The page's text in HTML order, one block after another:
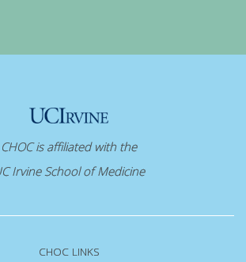
CHOC is affiliated with the
Irvine School of Medicine
CHOC LINKS